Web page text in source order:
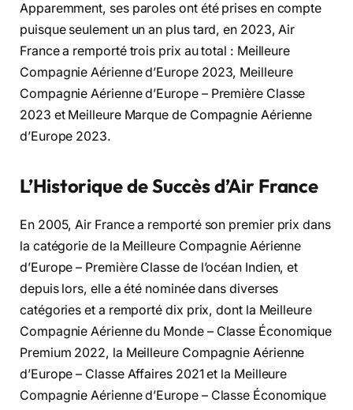
Apparemment, ses paroles ont été prises en compte
puisque seulement un an plus tard, en 2023, Air
France a remporté trois prix au total : Meilleure
Compagnie Aérienne d’Europe 2023, Meilleure
Compagnie Aérienne d’Europe – Première Classe
2023 et Meilleure Marque de Compagnie Aérienne
d’Europe 2023.
L’Historique de Succès d’Air France
En 2005, Air France a remporté son premier prix dans
la catégorie de la Meilleure Compagnie Aérienne
d’Europe – Première Classe de l’océan Indien, et
depuis lors, elle a été nominée dans diverses
catégories et a remporté dix prix, dont la Meilleure
Compagnie Aérienne du Monde – Classe Économique
Premium 2022, la Meilleure Compagnie Aérienne
d’Europe – Classe Affaires 2021 et la Meilleure
Compagnie Aérienne d’Europe – Classe Économique